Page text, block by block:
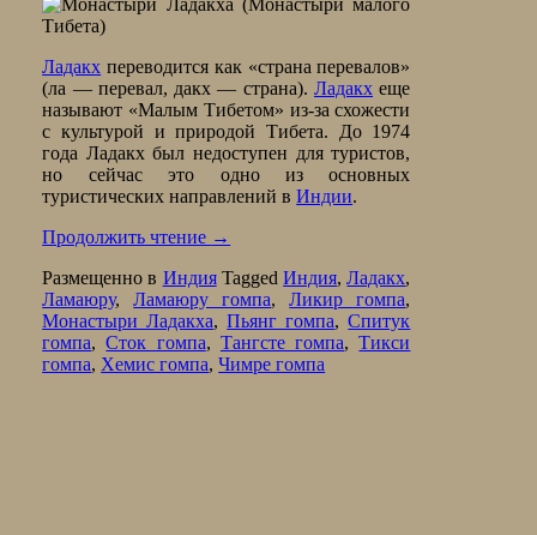
Ладакх переводится как «страна перевалов»
(ла — перевал, дакх — страна).Ладакх еще
называют «Малым Тибетом» из-за схожести
с культурой и природой Тибета. До 1974
года Ладакх был недоступен для туристов,
но сейчас это одно из основных
туристических направлений вИндии.
Продолжить чтение →
Размещенно в Индия TaggedИндия,Ладакх,
Ламаюру,Ламаюру гомпа,Ликир гомпа,
Монастыри Ладакха,Пьянг гомпа,Спитук
гомпа,Сток гомпа, Тангсте гомпа,Тикси
гомпа, Хемис гомпа,Чимре гомпа